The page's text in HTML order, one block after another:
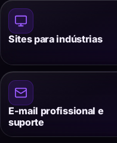
Sites para indústrias
E-mail profissional e
suporte